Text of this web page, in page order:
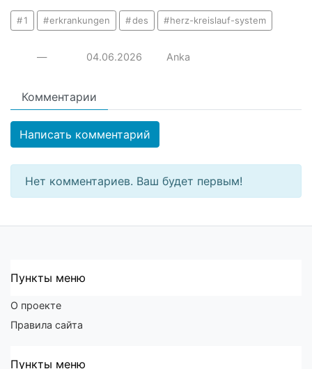
1 erkrankungen des herz-kreislauf-system
— 04.06.2026 Anka
Комментарии
Написать комментарий
Нет комментариев. Ваш будет первым!
Пункты меню
О проекте
Правила сайта
Пункты меню